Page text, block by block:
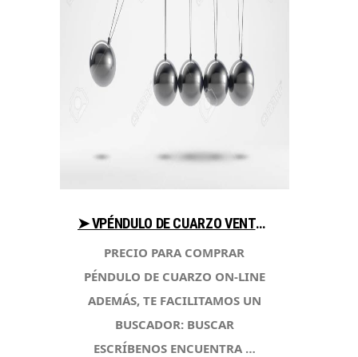
➤ VPÉNDULO DE CUARZO VENTAJAS PARA COMPRAR CON LIBRERIAESOTERICA.NET
PRECIO PARA COMPRAR
PÉNDULO DE CUARZO ON-LINE
ADEMÁS, TE FACILITAMOS UN
BUSCADOR: BUSCAR
ESCRÍBENOS ENCUENTRA …